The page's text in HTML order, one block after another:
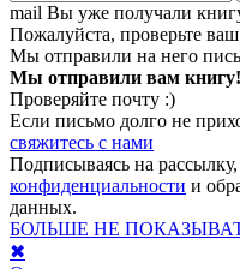
mail Вы уже получали
Пожалуйста, проверьте
Мы отправили на него
Мы отправили вам книгу!
Проверяйте почту :)
Если письмо долго не
свяжитесь с нами
Подписываясь на
конфиденциальности и
данных.
БОЛЬШЕ НЕ
✖